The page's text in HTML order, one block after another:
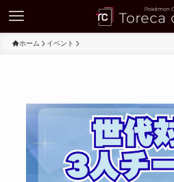
ホーム イベント